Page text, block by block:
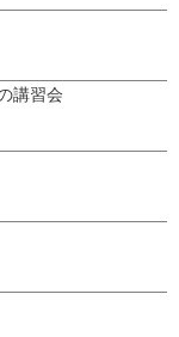
講習会